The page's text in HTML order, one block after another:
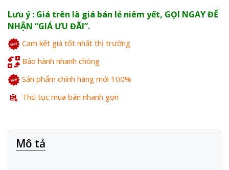
Lưu ý : Giá trên là giá bán lẻ niêm yết, GỌI NGAY ĐỂ
NHẬN “GIÁ ƯU ĐÃI”.
Cam kết giá tốt nhất thị trường
Bảo hành nhanh chóng
Sản phẩm chính hãng mới 100%
Thủ tục mua bán nhanh gọn
Mô tả